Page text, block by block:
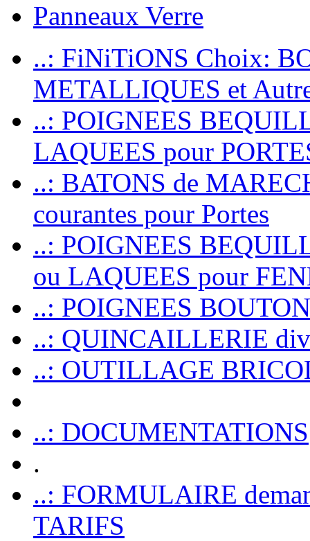
Panneaux Verre
..: FiNiTiONS Choix:
METALLIQUES et
..: POIGNEES
LAQUEES pour
..: BATONS de
courantes pour Portes
..: POIGNEES
ou LAQUEES pour
..: POIGNEES
..: QUINCAILLERIE
..: OUTILLAGE
..: DOCUMENTATIONS
.
..: FORMULAIRE
TARIFS